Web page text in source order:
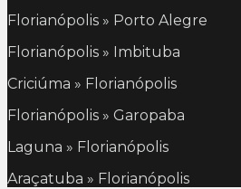
Florianópolis » Porto Alegre
Florianópolis » Imbituba
Criciúma » Florianópolis
Florianópolis » Garopaba
Laguna » Florianópolis
Araçatuba » Florianópolis